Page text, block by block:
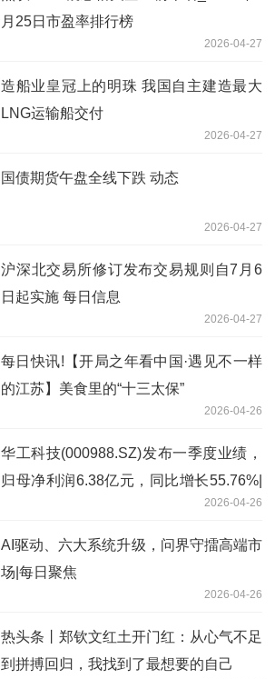
月25日市盈率排行榜
2026-04-27
造船业皇冠上的明珠 我国自主建造最大
LNG运输船交付
2026-04-27
国债期货午盘全线下跌 动态
2026-04-27
沪深北交易所修订发布交易规则自7月6
日起实施 每日信息
2026-04-27
每日快讯!【开局之年看中国·遇见不一样
的江苏】美食里的“十三太保”
2026-04-26
华工科技(000988.SZ)发布一季度业绩，
归母净利润6.38亿元，同比增长55.76%|
2026-04-26
AI驱动、六大系统升级，问界守擂高端市
场|每日聚焦
2026-04-26
热头条丨郑钦文红土开门红：从心气不足
到拼搏回归，我找到了最想要的自己